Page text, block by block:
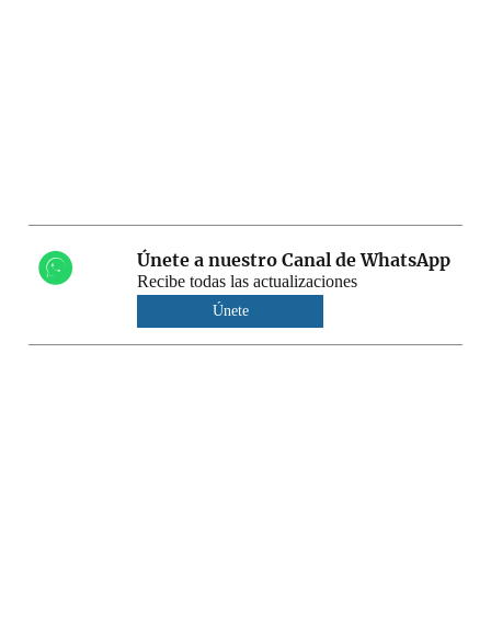
Únete a nuestro Canal de WhatsApp
Recibe todas las actualizaciones
Únete